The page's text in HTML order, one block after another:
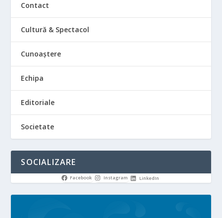
Contact
Cultură & Spectacol
Cunoaștere
Echipa
Editoriale
Societate
SOCIALIZARE
Facebook Instagram LinkedIn